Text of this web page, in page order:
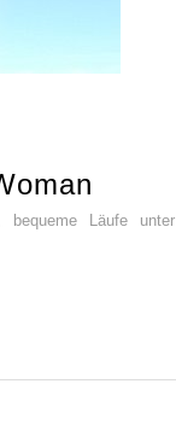
Läufe unter